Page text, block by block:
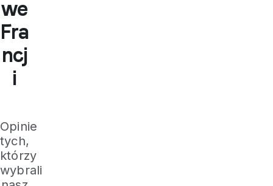
we
Fra
ncj
i
Opinie
tych,
którzy
wybrali